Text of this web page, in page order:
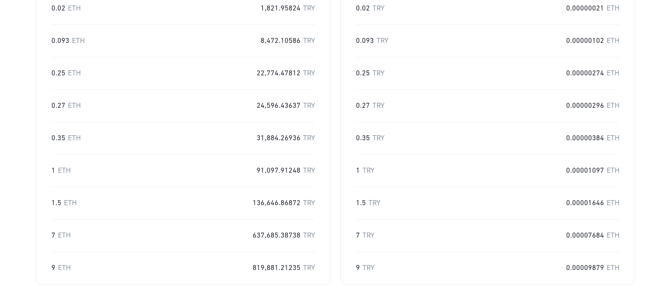
0.02 ETH 1,821.95824 TRY
0.093 ETH 8,472.10586 TRY
0.25 ETH 22,774.47812 TRY
0.27 ETH 24,596.43637 TRY
0.35 ETH 31,884.26936 TRY
1 ETH 91,097.91248 TRY
1.5 ETH 136,646.86872 TRY
7 ETH 637,685.38738 TRY
9 ETH 819,881.21235 TRY
0.02 TRY 0.00000021 ETH
0.093 TRY 0.00000102 ETH
0.25 TRY 0.00000274 ETH
0.27 TRY 0.00000296 ETH
0.35 TRY 0.00000384 ETH
1 TRY 0.00001097 ETH
1.5 TRY 0.00001646 ETH
7 TRY 0.00007684 ETH
9 TRY 0.00009879 ETH